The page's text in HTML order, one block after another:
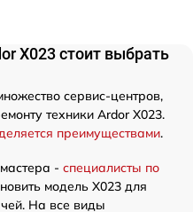
X023 стоит выбрать
сервис-центров,
техники Ardor X023.
преимуществами.
- специалисты по
модель X023 для
На все виды